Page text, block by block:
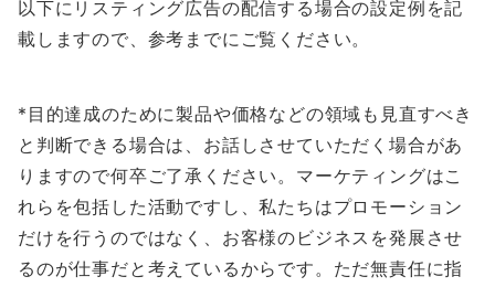
以下にリスティング広告の配信する場合の設定例を記
載しますので、参考までにご覧ください。
*目的達成のために製品や価格などの領域も見直すべき
と判断できる場合は、お話しさせていただく場合があ
りますので何卒ご了承ください。マーケティングはこ
れらを包括した活動ですし、私たちはプロモーション
だけを行うのではなく、お客様のビジネスを発展させ
るのが仕事だと考えているからです。ただ無責任に指